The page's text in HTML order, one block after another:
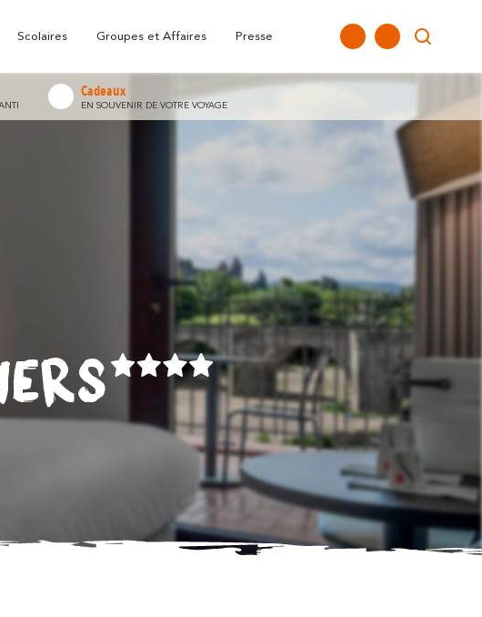
Carte Interactive
Nos Bureaux
Scolaires Groupes et Affaires Presse
Cadeaux
EN SOUVENIR DE VOTRE VOYAGE